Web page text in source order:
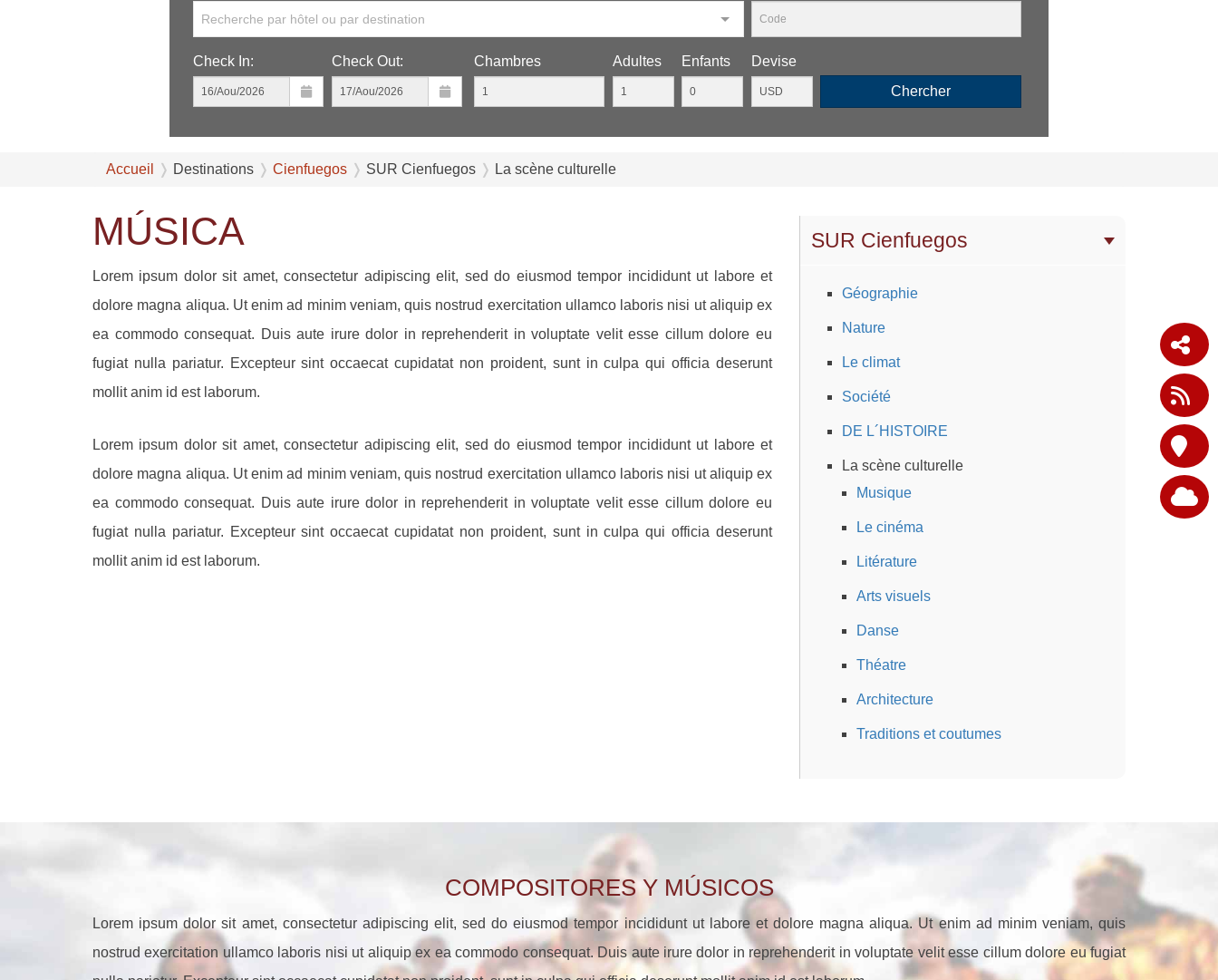
Recherche par hôtel ou par destination
Check In: Check Out: Chambres Adultes Enfants
Devise
Chercher
Accueil Destinations Cienfuegos SUR Cienfuegos La scène culturelle
SUR Cienfuegos
Géographie
Nature
Le climat
Société
DE L´HISTOIRE
La scène culturelle
Musique
Le cinéma
Litérature
Arts visuels
Danse
Théatre
Architecture
Traditions et coutumes
MÚSICA
Lorem ipsum dolor sit amet, consectetur adipiscing elit, sed do eiusmod tempor incididunt ut labore et
dolore magna aliqua. Ut enim ad minim veniam, quis nostrud exercitation ullamco laboris nisi ut aliquip ex
ea commodo consequat. Duis aute irure dolor in reprehenderit in voluptate velit esse cillum dolore eu
fugiat nulla pariatur. Excepteur sint occaecat cupidatat non proident, sunt in culpa qui officia deserunt
mollit anim id est laborum.
Lorem ipsum dolor sit amet, consectetur adipiscing elit, sed do eiusmod tempor incididunt ut labore et
dolore magna aliqua. Ut enim ad minim veniam, quis nostrud exercitation ullamco laboris nisi ut aliquip ex
ea commodo consequat. Duis aute irure dolor in reprehenderit in voluptate velit esse cillum dolore eu
fugiat nulla pariatur. Excepteur sint occaecat cupidatat non proident, sunt in culpa qui officia deserunt
mollit anim id est laborum.
COMPOSITORES Y MÚSICOS
Lorem ipsum dolor sit amet, consectetur adipiscing elit, sed do eiusmod tempor incididunt ut labore et dolore magna aliqua. Ut enim ad minim veniam, quis
nostrud exercitation ullamco laboris nisi ut aliquip ex ea commodo consequat. Duis aute irure dolor in reprehenderit in voluptate velit esse cillum dolore eu fugiat